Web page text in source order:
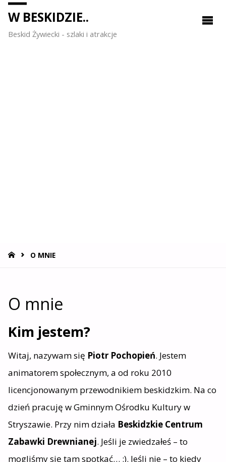
W BESKIDZIE..
Beskid Żywiecki - szlaki i atrakcje
STRONA
O MNIE
O mnie
Kim jestem?
Witaj, nazywam się Piotr Pochopień. Jestem
animatorem społecznym, a od roku 2010
licencjonowanym przewodnikiem beskidzkim. Na co
dzień pracuję w Gminnym Ośrodku Kultury w
Stryszawie. Przy nim działa Beskidzkie Centrum
Zabawki Drewnianej. Jeśli je zwiedzałeś – to
mogliśmy się tam spotkać… :). Jeśli nie – to kiedy